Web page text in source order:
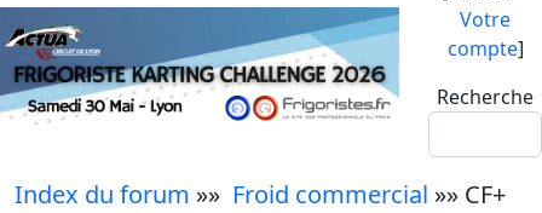
Votre
compte]
Recherche
Index du forum »» Froid commercial »» CF+